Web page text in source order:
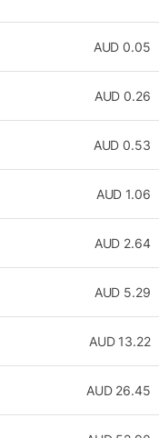
0.05
AUD
0.26
AUD
0.53
AUD
1.06
AUD
2.64
AUD
5.29
AUD
13.22
AUD
26.45
AUD